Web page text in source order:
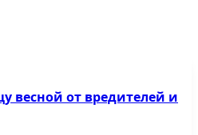
весной от вредителей и